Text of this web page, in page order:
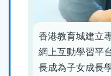
香港教育城建立
網上互動學習平
長成為子女成長